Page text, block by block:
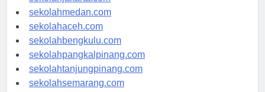
sekolahjakarta.com
sekolahmedan.com
sekolahaceh.com
sekolahbengkulu.com
sekolahpangkalpinang.com
sekolahtanjungpinang.com